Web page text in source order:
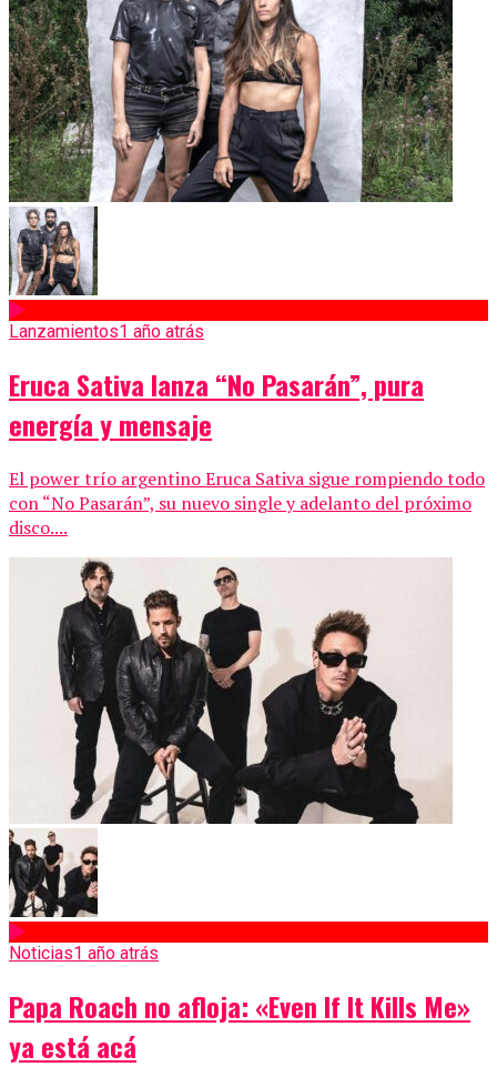
Lanzamientos1 año atrás
Eruca Sativa lanza “No Pasarán”, pura
energía y mensaje
El power trío argentino Eruca Sativa sigue rompiendo todo
con “No Pasarán”, su nuevo single y adelanto del próximo
disco....
Noticias1 año atrás
Papa Roach no afloja: «Even If It Kills Me»
ya está acá